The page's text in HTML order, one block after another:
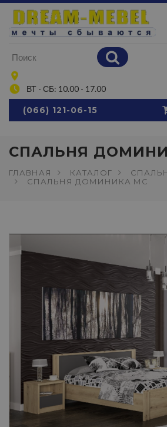
ВТ - СБ: 10.00 - 17.00
(066) 121-06-15
СПАЛЬНЯ
ГЛАВНАЯ КАТАЛОГ
СПАЛЬНЯ ДОМИНИКА МС